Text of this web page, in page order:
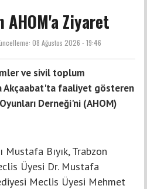
AHOM'a Ziyaret
08 Ağustos 2026 - 19:46
ve sivil toplum
Akçaabat'ta faaliyet gösteren
Derneği'ni (AHOM)
Bıyık, Trabzon
Üyesi Dr. Mustafa
Meclis Üyesi Mehmet